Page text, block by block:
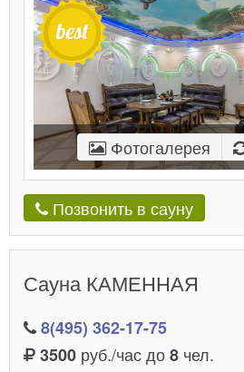
Фотогалерея
Позвонить в сауну
Сауна КАМЕННАЯ
8(495) 362-17-75
3500 руб./час до8 чел.